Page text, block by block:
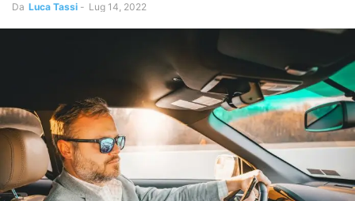
Da Luca Tassi - Lug 14, 2022